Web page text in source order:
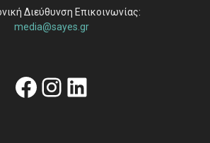
Διεύθυνση Επικοινωνίας:
media@sayes.gr
Facebook
Instagram
Linkedin